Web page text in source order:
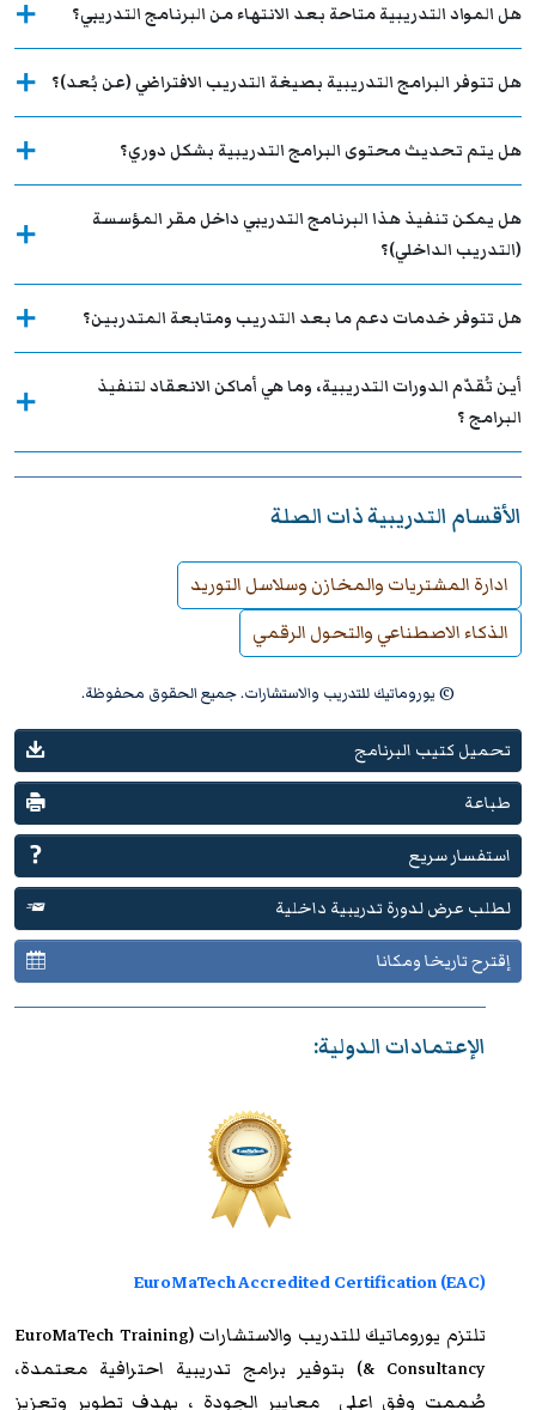
هل المواد التدريبية متاحة بعد الانتهاء من البرنامج التدريبي؟
هل تتوفر البرامج التدريبية بصيغة التدريب الافتراضي (عن بُعد)؟
هل يتم تحديث محتوى البرامج التدريبية بشكل دوري؟
هل يمكن تنفيذ هذا البرنامج التدريبي داخل مقر المؤسسة
(التدريب الداخلي)؟
هل تتوفر خدمات دعم ما بعد التدريب ومتابعة المتدربين؟
أين تُقدّم الدورات التدريبية، وما هي أماكن الانعقاد لتنفيذ
البرامج ؟
الأقسام التدريبية ذات الصلة
ادارة المشتريات والمخازن وسلاسل التوريد
الذكاء الاصطناعي والتحول الرقمي
© يوروماتيك للتدريب والاستشارات. جميع الحقوق محفوظة.
تحميل كتيب البرنامج
طباعة
استفسار سريع
لطلب عرض لدورة تدريبية داخلية
إقترح تاريخا ومكانا
الإعتمادات الدولية:
EuroMaTech Accredited Certification (EAC)
تلتزم يوروماتيك للتدريب
والاستشارات (EuroMaTech Training
& Consultancy) بتوفير برامج تدريبية احترافية معتمدة،
صُممت وفق اعلى معايير الجودة ، بهدف تطوير وتعزيز